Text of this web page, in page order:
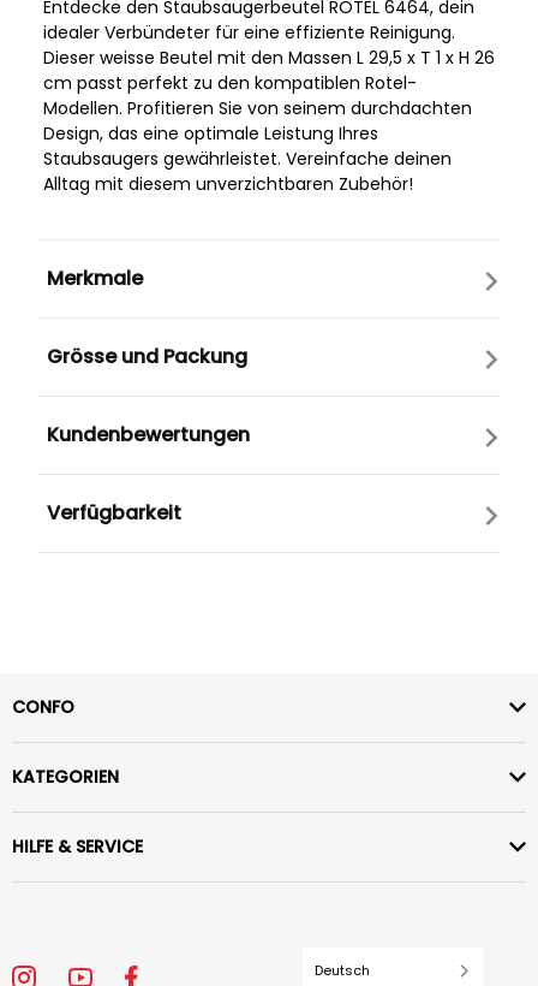
Entdecke den Staubsaugerbeutel ROTEL 6464, dein
idealer Verbündeter für eine effiziente Reinigung.
Dieser weisse Beutel mit den Massen L 29,5 x T 1 x H 26
cm passt perfekt zu den kompatiblen Rotel-
Modellen. Profitieren Sie von seinem durchdachten
Design, das eine optimale Leistung Ihres
Staubsaugers gewährleistet. Vereinfache deinen
Alltag mit diesem unverzichtbaren Zubehör!
Merkmale
Grösse und Packung
Kundenbewertungen
Verfügbarkeit
CONFO
KATEGORIEN
HILFE & SERVICE
Deutsch